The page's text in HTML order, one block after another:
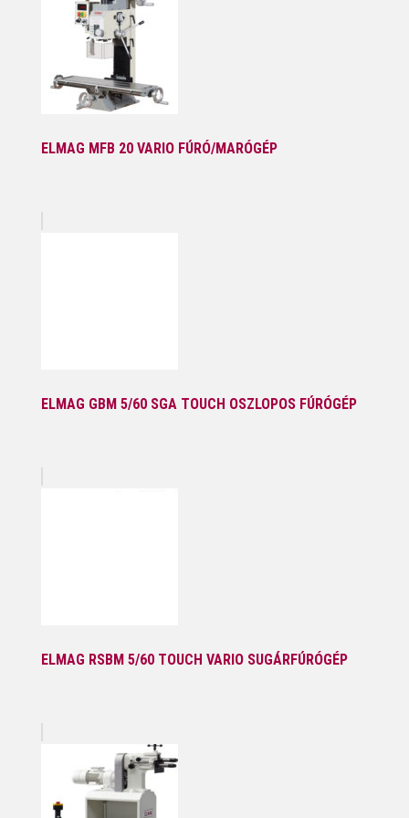
ELMAG MFB 20 VARIO FÚRÓ/MARÓGÉP
ELMAG GBM 5/60 SGA TOUCH OSZLOPOS FÚRÓGÉP
ELMAG RSBM 5/60 TOUCH VARIO SUGÁRFÚRÓGÉP